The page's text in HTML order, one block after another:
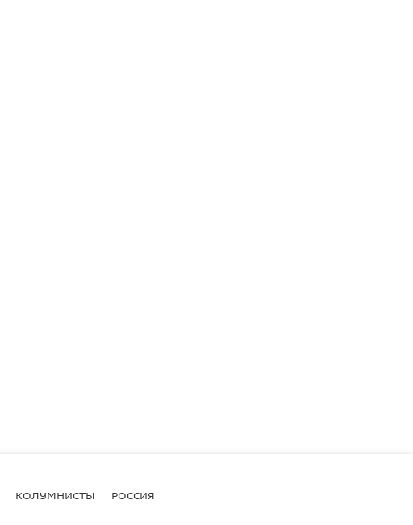
КОЛУМНИСТЫ РОССИЯ